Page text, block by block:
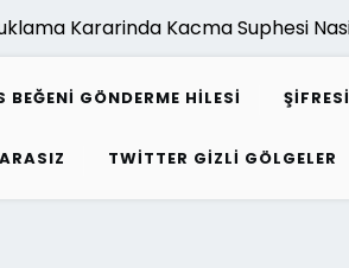
Kararinda Kacma Suphesi Nasil
BEĞENI GÖNDERME HILESI
TWITTER GIZLI GÖLGELER